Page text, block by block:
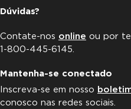
Dúvidas?
Contate-nos online ou por
1-800-445-6145.
Mantenha-se conectado
Inscreva-se em nosso
conosco nas redes sociais.